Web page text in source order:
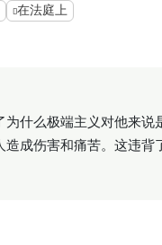
在法庭上
什么极端主义对他来
成伤害和痛苦。这违背